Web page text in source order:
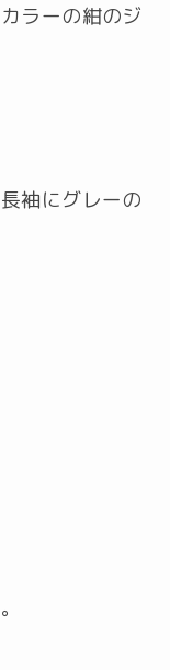
ラーの紺のジ
袖にグレーの